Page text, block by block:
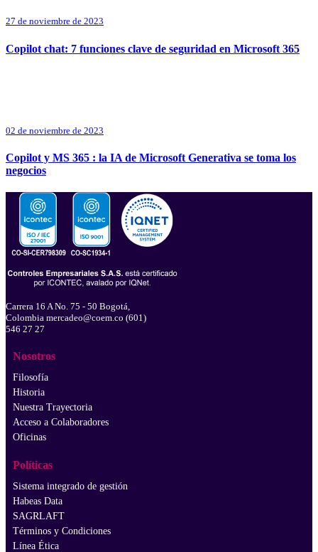
27 de noviembre de 2023
Copilot chat: 7 funciones clave de seguridad en Microsoft 365
02 de noviembre de 2023
Copilot y MS 365 : la IA de Microsoft Generativa se toma los
negocios
Carrera 16 A No. 75 - 50 Bogotá,
Colombia mercadeo@coem.co (601)
546 27 27
Nosotros
Filosofía
Historia
Nuestra Trayectoria
Acceso a Colaboradores
Oficinas
Políticas
Sistema integrado de gestión
Habeas Data
SAGRLAFT
Términos y Condiciones
Línea Ética